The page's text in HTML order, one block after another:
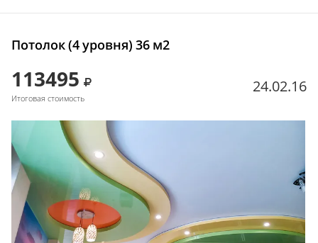
Потолок (4 уровня) 36 м2
113495
Итоговая стоимость
24.02.16